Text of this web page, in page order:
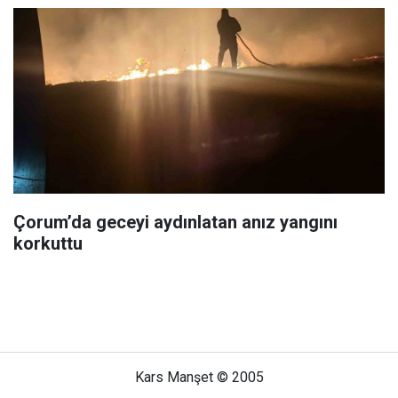
Çorum’da geceyi aydınlatan anız yangını
korkuttu
Kars Manşet © 2005